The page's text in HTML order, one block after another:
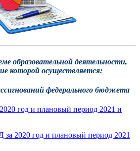
образовательной деятельности,
которой осуществляется:
федерального бюджета
год и плановый период 2021 и
2020 год и плановый период 2021